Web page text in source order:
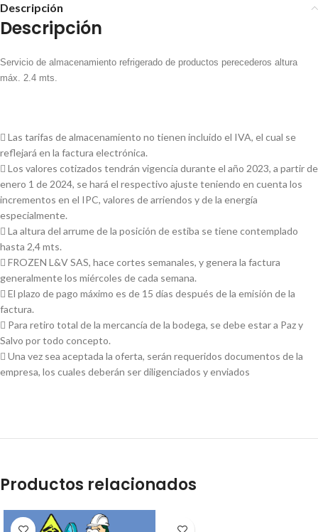
Descripción
Descripción
Servicio de almacenamiento refrigerado de productos perecederos altura
máx. 2.4 mts.
 Las tarifas de almacenamiento no tienen incluido el IVA, el cual se
reflejará en la factura electrónica.
 Los valores cotizados tendrán vigencia durante el año 2023, a partir de
enero 1 de 2024, se hará el respectivo ajuste teniendo en cuenta los
incrementos en el IPC, valores de arriendos y de la energía
especialmente.
 La altura del arrume de la posición de estiba se tiene contemplado
hasta 2,4 mts.
 FROZEN L&V SAS, hace cortes semanales, y genera la factura
generalmente los miércoles de cada semana.
 El plazo de pago máximo es de 15 días después de la emisión de la
factura.
 Para retiro total de la mercancía de la bodega, se debe estar a Paz y
Salvo por todo concepto.
 Una vez sea aceptada la oferta, serán requeridos documentos de la
empresa, los cuales deberán ser diligenciados y enviados
Productos relacionados